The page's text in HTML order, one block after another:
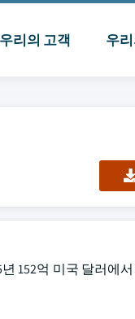
우리의 고객 우
152억 미국 달러에